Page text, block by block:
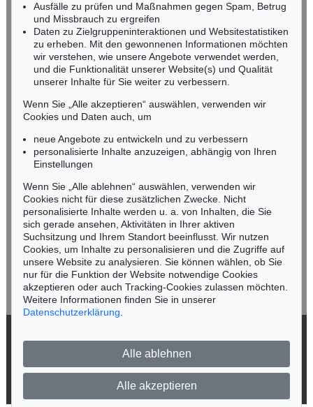
Auktion 560 - Lot 32
EMIL NOLDE
Landschaft mit Seebüllhof, 1930
Ergebnis:€ 914.400
Auktion 342 - Lot 233
Ergebnis:
Fax: +49 (0)62 21 58 80-595
infoheidelberg@kettererkunst.de
NORDDEUTSCHLAND
Nico Kassel, M.A.
Tel.: +49 (0)89 55244-164
Mobil: +49 (0)171 8618661
n.kassel@kettererkunst.de
Keine Auktion mehr verpassen!
Wir informieren Sie rechtzeitig.
Jetzt zum Newsletter anmelden >
© 2026 Ketterer Kunst GmbH & Co. KG
Impressum
Ausfälle zu prüfen und Maßnahmen gegen Spam, Betrug
und Missbrauch zu ergreifen
Daten zu Zielgruppeninteraktionen und Websitestatistiken
zu erheben. Mit den gewonnenen Informationen möchten
wir verstehen, wie unsere Angebote verwendet werden,
und die Funktionalität unserer Website(s) und Qualität
unserer Inhalte für Sie weiter zu verbessern.
Wenn Sie „Alle akzeptieren“ auswählen, verwenden wir
Cookies und Daten auch, um
neue Angebote zu entwickeln und zu verbessern
personalisierte Inhalte anzuzeigen, abhängig von Ihren
Einstellungen
Wenn Sie „Alle ablehnen“ auswählen, verwenden wir
Cookies nicht für diese zusätzlichen Zwecke. Nicht
personalisierte Inhalte werden u. a. von Inhalten, die Sie
sich gerade ansehen, Aktivitäten in Ihrer aktiven
Suchsitzung und Ihrem Standort beeinflusst. Wir nutzen
Cookies, um Inhalte zu personalisieren und die Zugriffe auf
unsere Website zu analysieren. Sie können wählen, ob Sie
nur für die Funktion der Website notwendige Cookies
akzeptieren oder auch Tracking-Cookies zulassen möchten.
Weitere Informationen finden Sie in unserer
Datenschutzerklärung
Alle ablehnen
Alle akzeptieren